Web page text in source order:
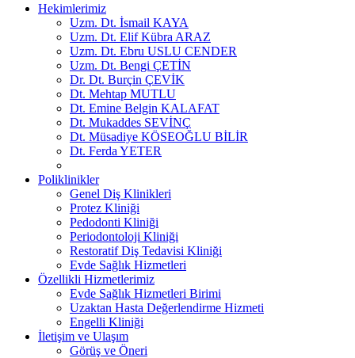
Hekimlerimiz
Uzm. Dt. İsmail KAYA
Uzm. Dt. Elif Kübra ARAZ
Uzm. Dt. Ebru USLU CENDER
Uzm. Dt. Bengi ÇETİN
Dr. Dt. Burçin ÇEVİK
Dt. Mehtap MUTLU
Dt. Emine Belgin KALAFAT
Dt. Mukaddes SEVİNÇ
Dt. Müsadiye KÖSEOĞLU BİLİR
Dt. Ferda YETER
Poliklinikler
Genel Diş Klinikleri
Protez Kliniği
Pedodonti Kliniği
Periodontoloji Kliniği
Restoratif Diş Tedavisi Kliniği
Evde Sağlık Hizmetleri
Özellikli Hizmetlerimiz
Evde Sağlık Hizmetleri Birimi
Uzaktan Hasta Değerlendirme Hizmeti
Engelli Kliniği
İletişim ve Ulaşım
Görüş ve Öneri